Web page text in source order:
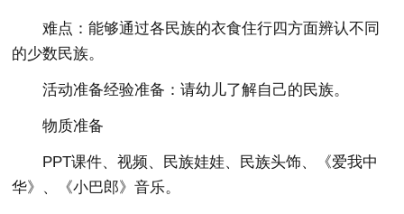
难点：能够通过各民族的衣食住行四方面辨认不同
的少数民族。
活动准备经验准备：请幼儿了解自己的民族。
物质准备
PPT课件、视频、民族娃娃、民族头饰、《爱我中
华》、《小巴郎》音乐。